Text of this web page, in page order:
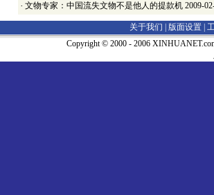
· 文物专家：中国流失文物不是他人的提款机 2009-
关于我们 | 版面设置
Copyright © 2000 - 2006